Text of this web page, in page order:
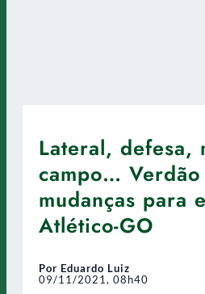
Lateral, defesa,
campo…
mudanças para
Atlético-GO
Por Eduardo Luiz
09/11/2021, 08h40